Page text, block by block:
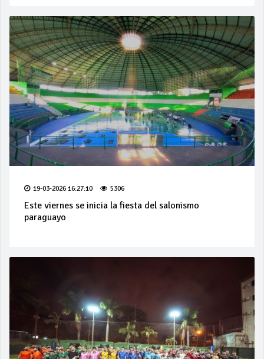
19-03-2026 16:27:10 5306
Este viernes se inicia la fiesta del salonismo
paraguayo